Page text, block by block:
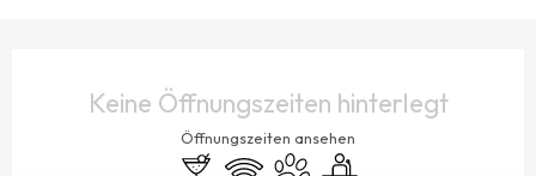
Keine Öffnungszeiten hinterlegt
Öffnungszeiten ansehen
Bar / Getränkestand
Wi-Fi Tiere erlaubt
Seminare